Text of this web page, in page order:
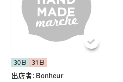
30日 31日
出店者: Bonheur